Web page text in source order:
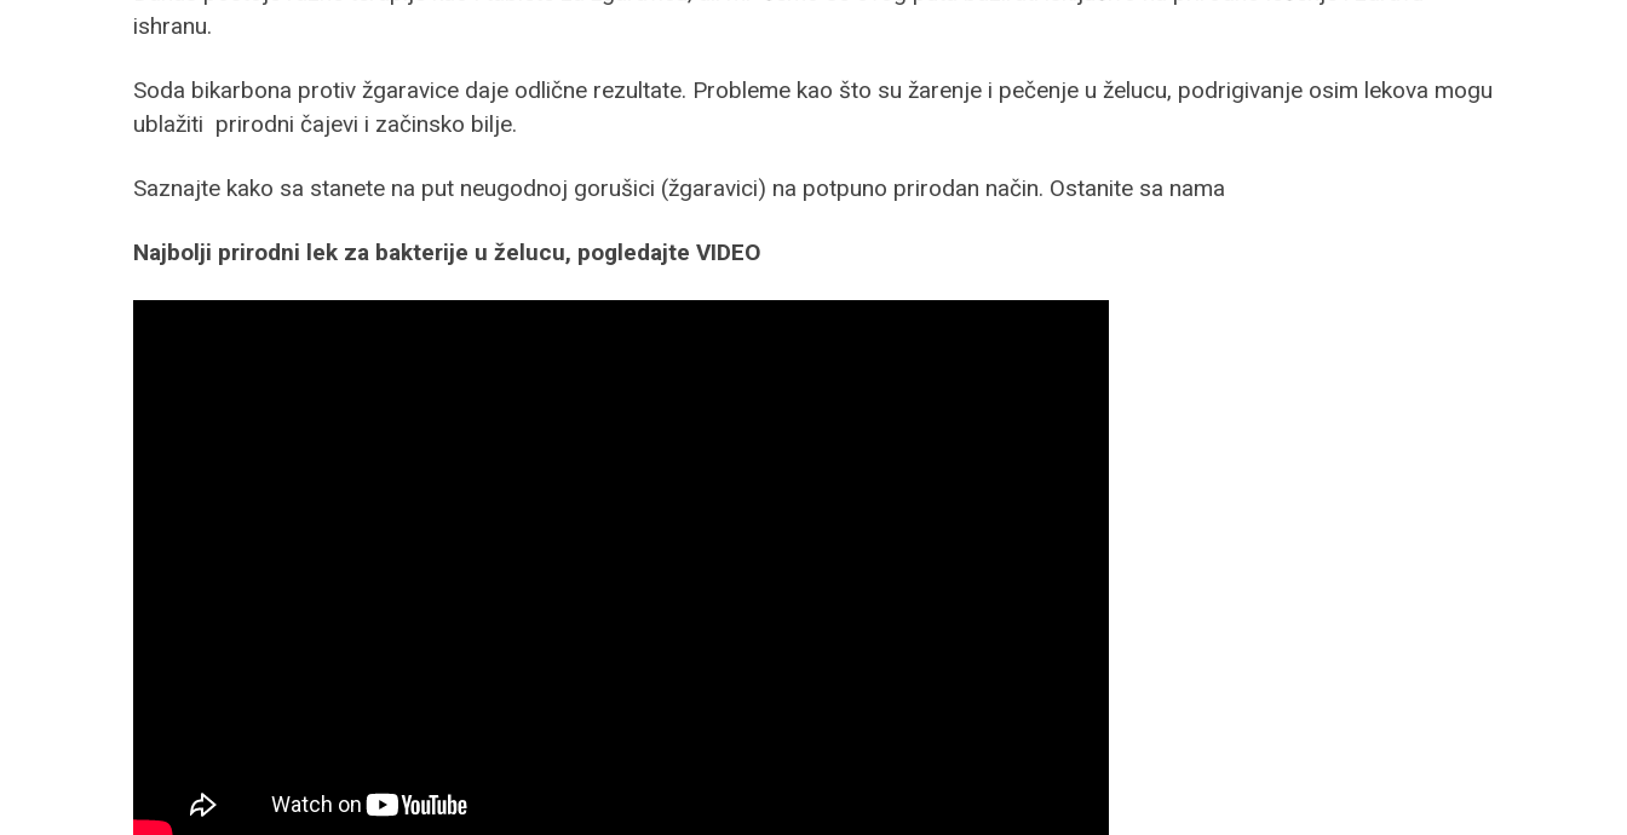
ishranu.
Soda bikarbona protiv žgaravice daje odlične rezultate. Probleme kao što su žarenje i pečenje u želucu, podrigivanje osim lekova mogu
ublažiti prirodni čajevi i začinsko bilje.
Saznajte kako sa stanete na put neugodnoj gorušici (žgaravici) na potpuno prirodan način. Ostanite sa nama
Najbolji prirodni lek za bakterije u želucu, pogledajte VIDEO